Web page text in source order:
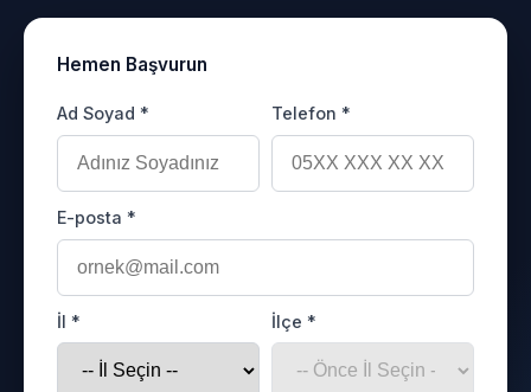
Hemen Başvurun
Ad Soyad * Telefon *
E-posta *
İl * İlçe *